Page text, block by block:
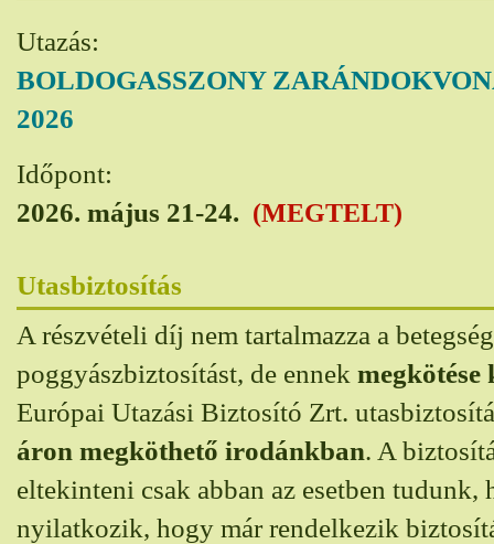
Utazás:
BOLDOGASSZONY
2026
Időpont:
2026. május 21-24. (MEGTELT)
Utasbiztosítás
A részvételi díj nem tartalmazza a
poggyászbiztosítást, de ennek megkötése
Európai Utazási Biztosító Zrt.
áron megköthető irodánkban. A
eltekinteni csak abban az esetben tudunk,
nyilatkozik, hogy már rendelkezik